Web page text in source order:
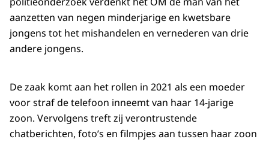
aanzetten van negen minderjarige en kwetsbare
jongens tot het mishandelen en vernederen van drie
andere jongens.
De zaak komt aan het rollen in 2021 als een moeder
voor straf de telefoon inneemt van haar 14-jarige
zoon. Vervolgens treft zij verontrustende
chatberichten, foto’s en filmpjes aan tussen haar zoon